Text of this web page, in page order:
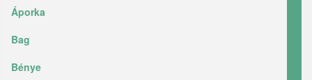
Áporka
Bag
Bénye